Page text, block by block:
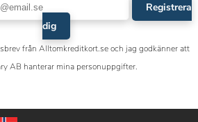
Registrera
dig
från Alltomkreditkort.se och jag godkänner att
AB hanterar mina personuppgifter.